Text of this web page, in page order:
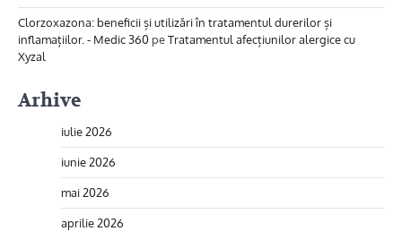
Clorzoxazona: beneficii și utilizări în tratamentul durerilor și
inflamațiilor. - Medic 360 peTratamentul afecțiunilor alergice cu
Xyzal
Arhive
iulie 2026
iunie 2026
mai 2026
aprilie 2026